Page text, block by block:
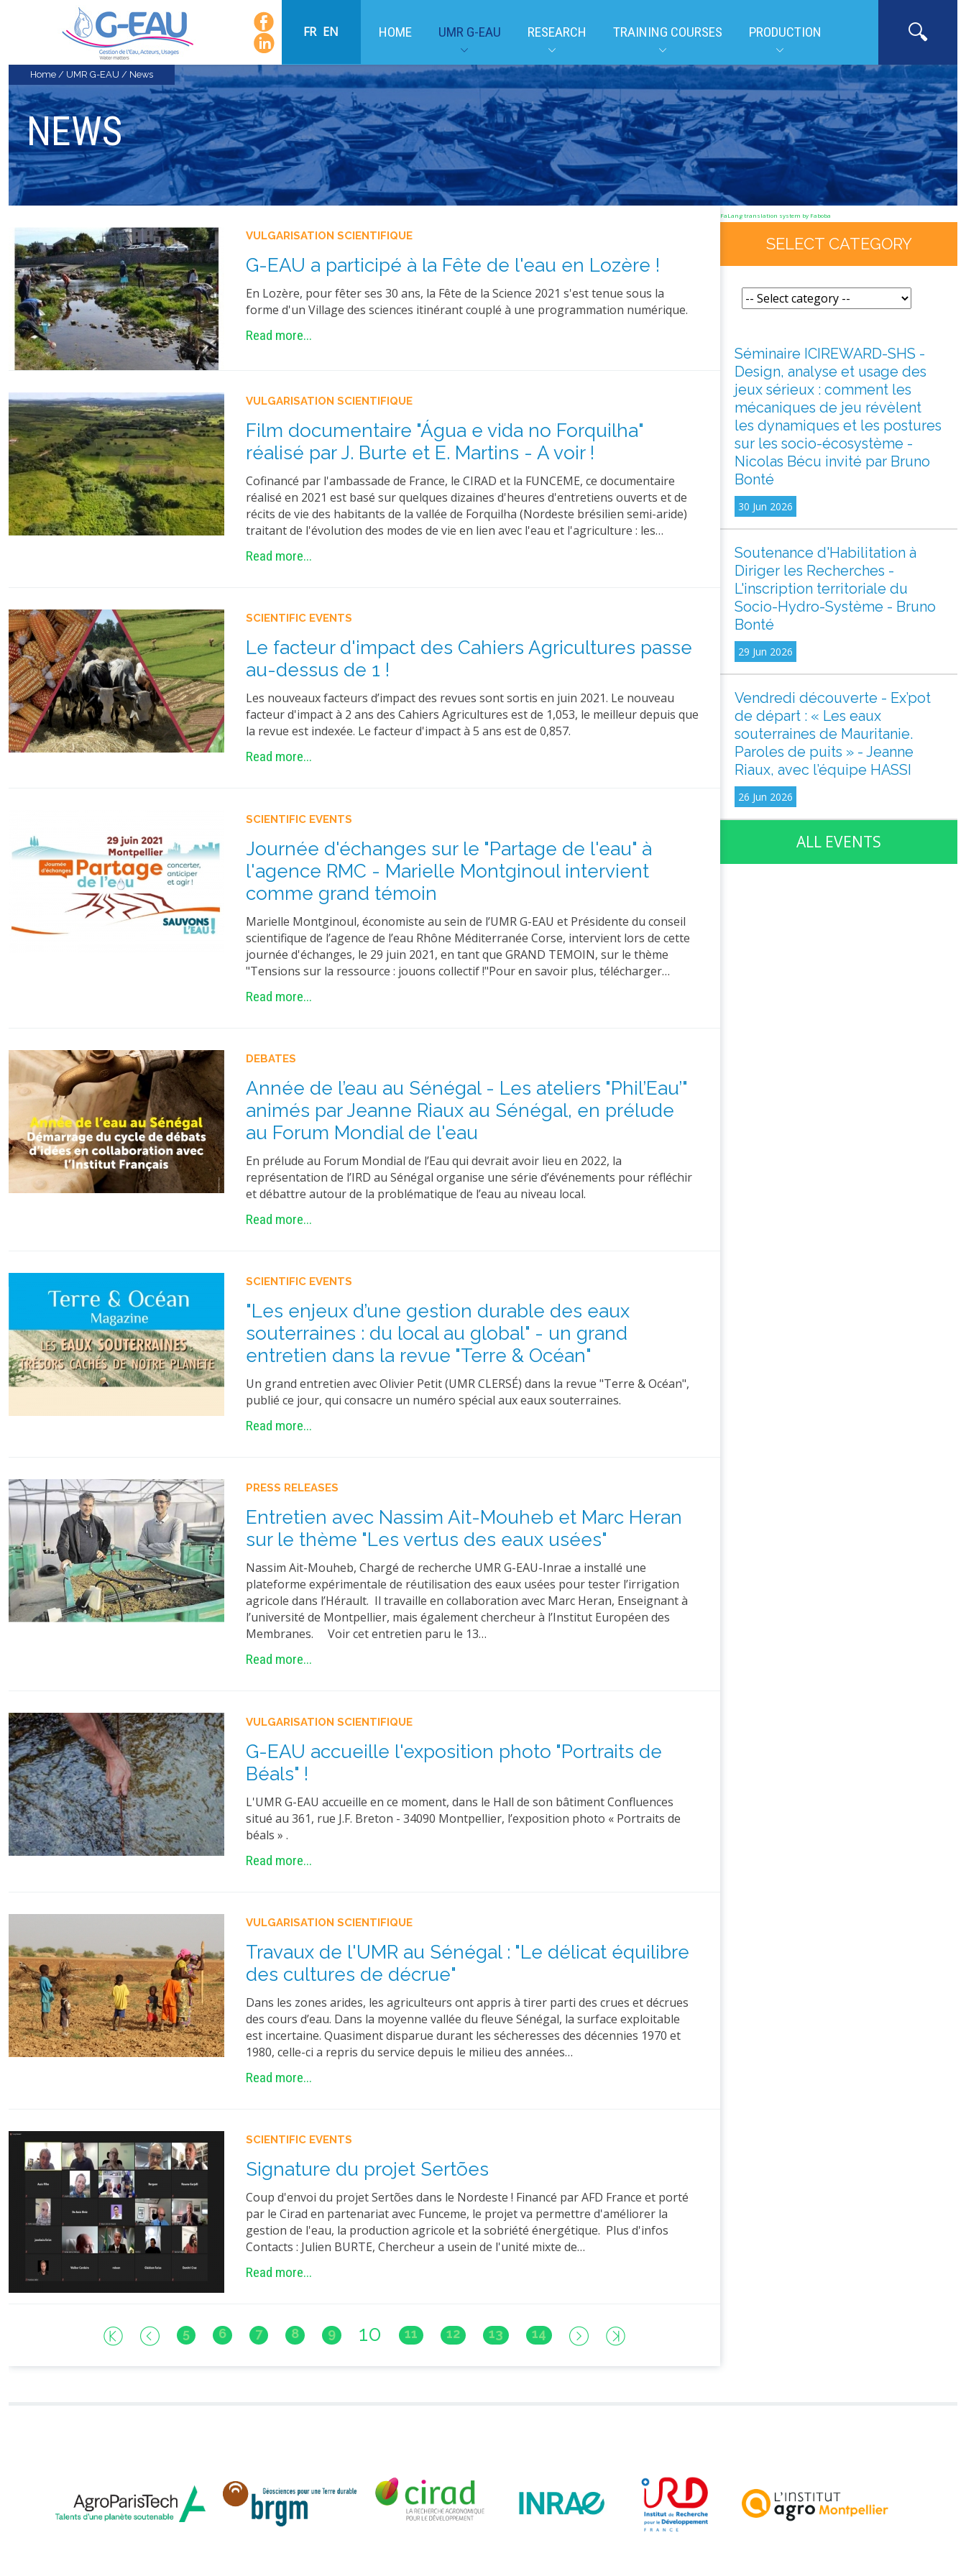
FR EN HOME UMR G-EAU RESEARCH TRAINING COURSES PRODUCTION
Home / UMR G-EAU / News
NEWS
VULGARISATION SCIENTIFIQUE
G-EAU a participé à la Fête de l'eau en Lozère !
En Lozère, pour fêter ses 30 ans, la Fête de la Science 2021 s'est tenue sous la
forme d'un Village des sciences itinérant couplé à une programmation numérique.
Read more...
VULGARISATION SCIENTIFIQUE
Film documentaire "Água e vida no Forquilha"
réalisé par J. Burte et E. Martins - A voir !
Cofinancé par l'ambassade de France, le CIRAD et la FUNCEME, ce documentaire
réalisé en 2021 est basé sur quelques dizaines d'heures d'entretiens ouverts et de
récits de vie des habitants de la vallée de Forquilha (Nordeste brésilien semi-aride)
traitant de l'évolution des modes de vie en lien avec l'eau et l'agriculture : les…
Read more...
SCIENTIFIC EVENTS
Le facteur d'impact des Cahiers Agricultures passe
au-dessus de 1 !
Les nouveaux facteurs d’impact des revues sont sortis en juin 2021. Le nouveau
facteur d'impact à 2 ans des Cahiers Agricultures est de 1,053, le meilleur depuis que
la revue est indexée. Le facteur d'impact à 5 ans est de 0,857.
Read more...
SCIENTIFIC EVENTS
Journée d'échanges sur le "Partage de l'eau" à
l'agence RMC - Marielle Montginoul intervient
comme grand témoin
Marielle Montginoul, économiste au sein de l’UMR G-EAU et Présidente du conseil
scientifique de l’agence de l’eau Rhône Méditerranée Corse, intervient lors de cette
journée d'échanges, le 29 juin 2021, en tant que GRAND TEMOIN, sur le thème
"Tensions sur la ressource : jouons collectif !"Pour en savoir plus, télécharger…
Read more...
DEBATES
Année de l’eau au Sénégal - Les ateliers "Phil’Eau’"
animés par Jeanne Riaux au Sénégal, en prélude
au Forum Mondial de l'eau
En prélude au Forum Mondial de l’Eau qui devrait avoir lieu en 2022, la
représentation de l’IRD au Sénégal organise une série d’événements pour réfléchir
et débattre autour de la problématique de l’eau au niveau local.
Read more...
SCIENTIFIC EVENTS
"Les enjeux d’une gestion durable des eaux
souterraines : du local au global" - un grand
entretien dans la revue "Terre & Océan"
Un grand entretien avec Olivier Petit (UMR CLERSÉ) dans la revue "Terre & Océan",
publié ce jour, qui consacre un numéro spécial aux eaux souterraines.
Read more...
PRESS RELEASES
Entretien avec Nassim Ait-Mouheb et Marc Heran
sur le thème "Les vertus des eaux usées"
Nassim Ait-Mouheb, Chargé de recherche UMR G-EAU-Inrae a installé une
plateforme expérimentale de réutilisation des eaux usées pour tester l’irrigation
agricole dans l’Hérault. Il travaille en collaboration avec Marc Heran, Enseignant à
l’université de Montpellier, mais également chercheur à l’Institut Européen des
Membranes. Voir cet entretien paru le 13…
Read more...
VULGARISATION SCIENTIFIQUE
G-EAU accueille l'exposition photo "Portraits de
Béals" !
L'UMR G-EAU accueille en ce moment, dans le Hall de son bâtiment Confluences
situé au 361, rue J.F. Breton - 34090 Montpellier, l’exposition photo « Portraits de
béals » .
Read more...
VULGARISATION SCIENTIFIQUE
Travaux de l'UMR au Sénégal : "Le délicat équilibre
des cultures de décrue"
Dans les zones arides, les agriculteurs ont appris à tirer parti des crues et décrues
des cours d’eau. Dans la moyenne vallée du fleuve Sénégal, la surface exploitable
est incertaine. Quasiment disparue durant les sécheresses des décennies 1970 et
1980, celle-ci a repris du service depuis le milieu des années…
Read more...
SCIENTIFIC EVENTS
Signature du projet Sertões
Coup d'envoi du projet Sertões dans le Nordeste ! Financé par AFD France et porté
par le Cirad en partenariat avec Funceme, le projet va permettre d'améliorer la
gestion de l'eau, la production agricole et la sobriété énergétique. Plus d'infos
Contacts : Julien BURTE, Chercheur a usein de l'unité mixte de…
Read more...
5 6 7 8 9 10 11 12 13 14
FaLang translation system by Faboba
SELECT CATEGORY
Séminaire ICIREWARD-SHS -
Design, analyse et usage des
jeux sérieux : comment les
mécaniques de jeu révèlent
les dynamiques et les postures
sur les socio-écosystème -
Nicolas Bécu invité par Bruno
Bonté
30 Jun 2026
Soutenance d'Habilitation à
Diriger les Recherches -
L'inscription territoriale du
Socio-Hydro-Système - Bruno
Bonté
29 Jun 2026
Vendredi découverte - Ex’pot
de départ : « Les eaux
souterraines de Mauritanie.
Paroles de puits » - Jeanne
Riaux, avec l’équipe HASSI
26 Jun 2026
ALL EVENTS